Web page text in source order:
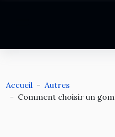
Accueil
Autres
Comment choisir un